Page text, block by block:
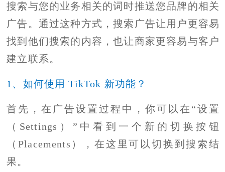
搜索与您的业务相关的词时推送您品牌的相关
广告。通过这种方式，搜索广告让用户更容易
找到他们搜索的内容，也让商家更容易与客户
建立联系。
1、如何使用 TikTok 新功能？
首先，在广告设置过程中，你可以在“设置
（Settings）”中看到一个新的切换按钮
（Placements），在这里可以切换到搜索结
果。